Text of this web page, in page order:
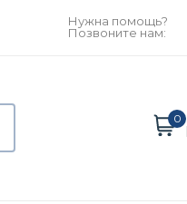
Нужна помощь?
Позвоните нам:
0